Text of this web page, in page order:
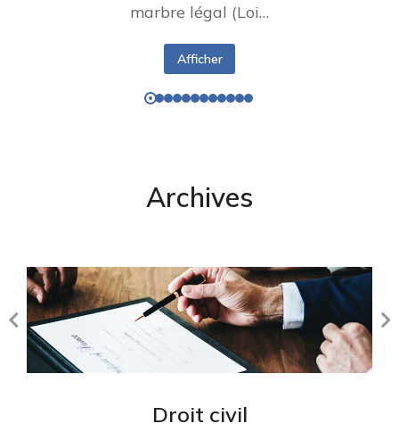
marbre légal (Loi…
Afficher
Archives
Droit civil